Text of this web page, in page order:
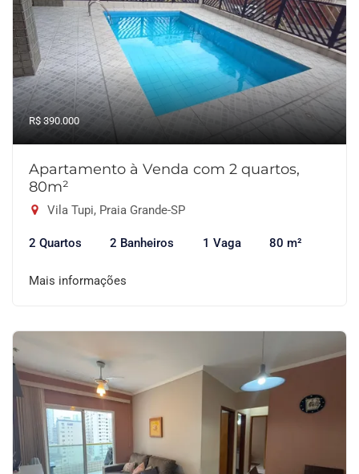
R$ 390.000
Apartamento à Venda com 2 quartos,
80m²
Vila Tupi, Praia Grande-SP
2 Quartos 2 Banheiros 1 Vaga 80 m²
Mais informações